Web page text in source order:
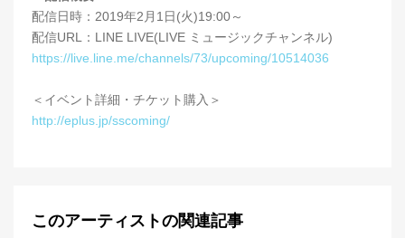
配信日時：2019年2月1日(火)19:00～
配信URL：LINE LIVE(LIVE ミュージックチャンネル)
https://live.line.me/channels/73/upcoming/10514036
＜イベント詳細・チケット購入＞
http://eplus.jp/sscoming/
このアーティストの関連記事